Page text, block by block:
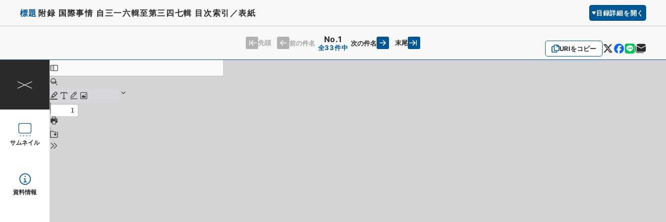
標題 附録 国際事情 自三一六輯至第三四七輯 目次索引／表紙 目録詳細を開く
URIをコピー
先頭 前の件名 No.1
全33件中
次の件名 末尾
サムネイル
資料情報